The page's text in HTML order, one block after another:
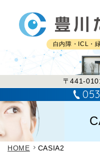
白内障・ICL・
〒441-
HOME CASIA2